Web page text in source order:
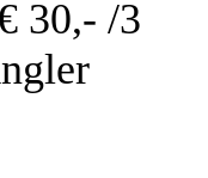
30,- /3